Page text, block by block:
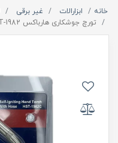
خانه ابزارالات غیر برقی
تورچ جوشکاری هارباکس HST-1982 ا HARBAX Welding Tourch